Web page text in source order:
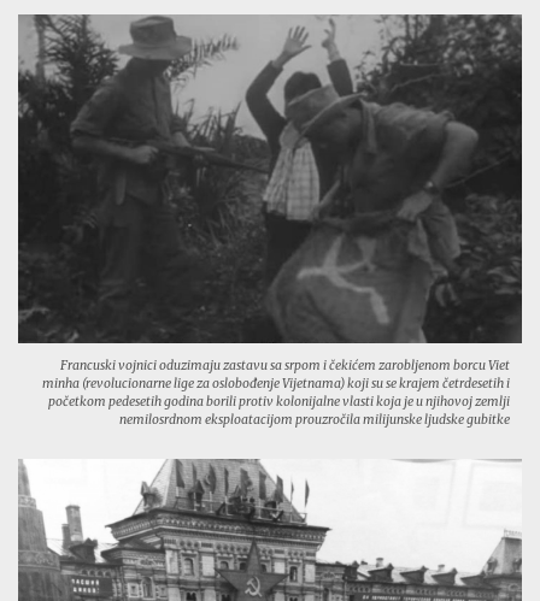
Francuski vojnici oduzimaju zastavu sa srpom i čekićem zarobljenom borcu Viet
minha (revolucionarne lige za oslobođenje Vijetnama) koji su se krajem četrdesetih i
početkom pedesetih godina borili protiv kolonijalne vlasti koja je u njihovoj zemlji
nemilosrdnom eksploatacijom prouzročila milijunske ljudske gubitke